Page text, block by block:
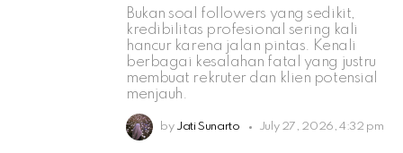
Bukan soal followers yang sedikit,
kredibilitas profesional sering kali
hancur karena jalan pintas. Kenali
berbagai kesalahan fatal yang justru
membuat rekruter dan klien potensial
menjauh.
by Jati Sunarto July 27, 2026, 4:32 pm